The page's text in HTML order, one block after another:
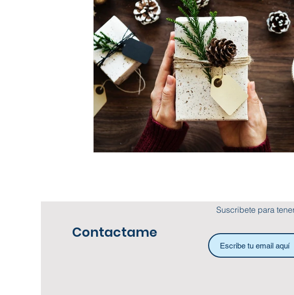
Contactame
Suscribete para